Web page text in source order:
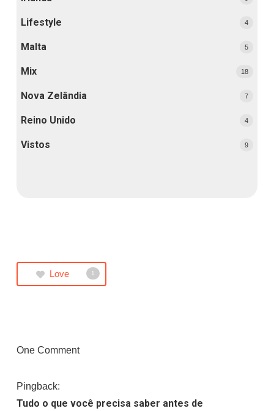
Lifestyle 4
Malta 5
Mix 18
Nova Zelândia 7
Reino Unido 4
Vistos 9
Love 1
One Comment
Pingback:
Tudo o que você precisa saber antes de